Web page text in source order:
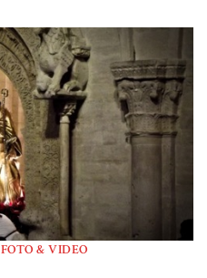
FOTO & VIDEO